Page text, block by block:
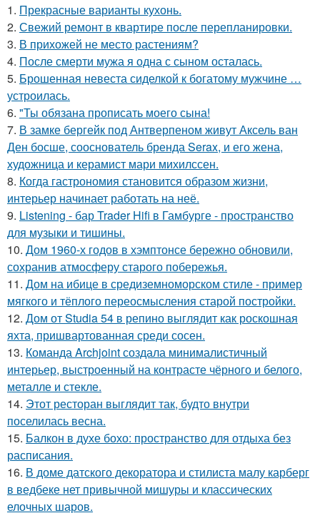
1. Прекрасные варианты кухонь.
2. Свежий ремонт в квартире после перепланировки.
3. В прихожей не место растениям?
4. После смерти мужа я одна с сыном осталась.
5. Брошенная невеста сиделкой к богатому мужчине …
устроилась.
6. "Ты обязана прописать моего сына!
7. В замке бергейк под Антверпеном живут Аксель ван
Ден босше, сооснователь бренда Serax, и его жена,
художница и керамист мари михилссен.
8. Когда гастрономия становится образом жизни,
интерьер начинает работать на неё.
9. Listening - бар Trader Hifi в Гамбурге - пространство
для музыки и тишины.
10. Дом 1960-х годов в хэмптонсе бережно обновили,
сохранив атмосферу старого побережья.
11. Дом на ибице в средиземноморском стиле - пример
мягкого и тёплого переосмысления старой постройки.
12. Дом от Studia 54 в репино выглядит как роскошная
яхта, пришвартованная среди сосен.
13. Команда Archjoint создала минималистичный
интерьер, выстроенный на контрасте чёрного и белого,
металле и стекле.
14. Этот ресторан выглядит так, будто внутри
поселилась весна.
15. Балкон в духе бохо: пространство для отдыха без
расписания.
16. В доме датского декоратора и стилиста малу карберг
в ведбеке нет привычной мишуры и классических
елочных шаров.